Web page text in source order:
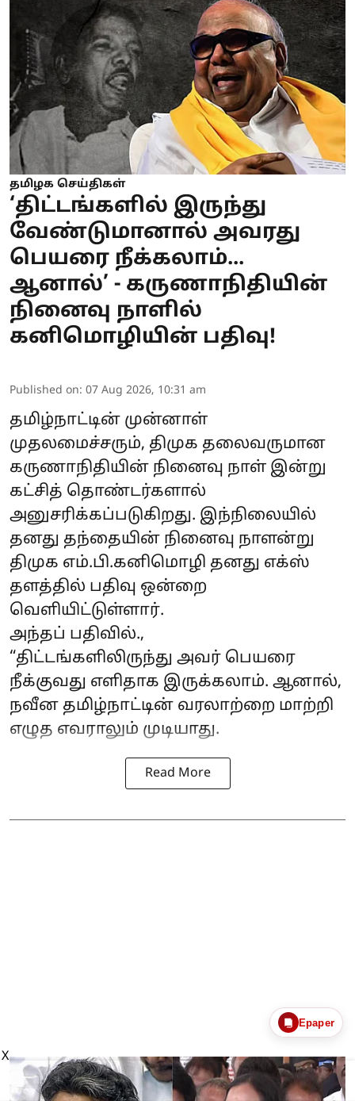
தமிழக செய்திகள்
‘திட்டங்களில் இருந்து
வேண்டுமானால் அவரது
பெயரை நீக்கலாம்...
ஆனால்’ - கருணாநிதியின்
நினைவு நாளில்
கனிமொழியின் பதிவு!
Published on: 07 Aug 2026, 10:31 am
தமிழ்நாட்டின் முன்னாள்
முதலமைச்சரும், திமுக தலைவருமான
கருணாநிதியின் நினைவு நாள் இன்று
கட்சித் தொண்டர்களால்
அனுசரிக்கப்படுகிறது. இந்நிலையில்
தனது தந்தையின் நினைவு நாளன்று
திமுக எம்.பி.கனிமொழி தனது எக்ஸ்
தளத்தில் பதிவு ஒன்றை
வெளியிட்டுள்ளார்.
அந்தப் பதிவில்.,
“திட்டங்களிலிருந்து அவர் பெயரை
நீக்குவது எளிதாக இருக்கலாம். ஆனால்,
நவீன தமிழ்நாட்டின் வரலாற்றை மாற்றி
எழுத எவராலும் முடியாது.
Read More
Epaper
X